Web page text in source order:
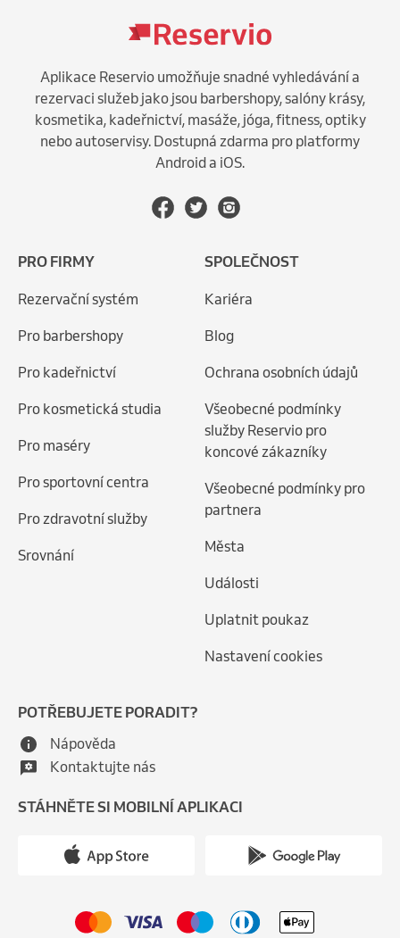
Aplikace Reservio umožňuje snadné vyhledávání a
rezervaci služeb jako jsou barbershopy, salóny krásy,
kosmetika, kadeřnictví, masáže, jóga, fitness, optiky
nebo autoservisy. Dostupná zdarma pro platformy
Android a iOS.
PRO FIRMY
Rezervační systém
Pro barbershopy
Pro kadeřnictví
Pro kosmetická studia
Pro maséry
Pro sportovní centra
Pro zdravotní služby
Srovnání
SPOLEČNOST
Kariéra
Blog
Ochrana osobních údajů
Všeobecné podmínky
služby Reservio pro
koncové zákazníky
Všeobecné podmínky pro
partnera
Města
Události
Uplatnit poukaz
Nastavení cookies
POTŘEBUJETE PORADIT?
Nápověda
Kontaktujte nás
STÁHNĚTE SI MOBILNÍ APLIKACI